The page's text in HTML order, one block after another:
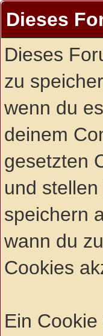
Dieses
Dieses
zu
wenn du
deinem
gesetzten
und
speichern
wann du
Cookies
Ein